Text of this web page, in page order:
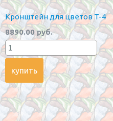
Кронштейн для цветов T-4
8890.00 руб.